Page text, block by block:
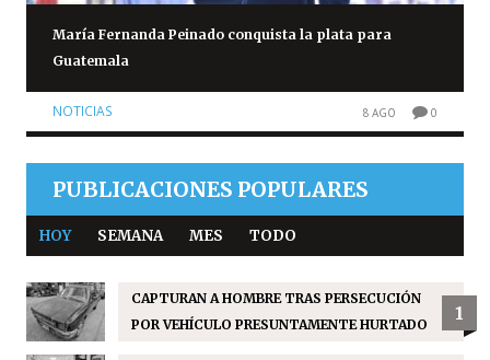
María Fernanda Peinado conquista la plata para
Guatemala
NOTICIAS 8 AGO 0
PUBLICACIONES POPULARES
HOY SEMANA MES TODO
CAPTURAN A HOMBRE TRAS PERSECUCIÓN
POR VEHÍCULO PRESUNTAMENTE HURTADO
1